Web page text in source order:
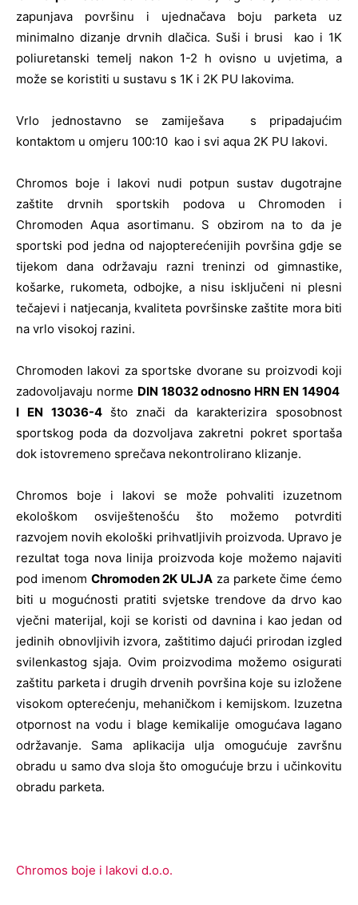
zapunjava površinu i ujednačava boju parketa uz
minimalno dizanje drvnih dlačica. Suši i brusi kao i 1K
poliuretanski temelj nakon 1-2 h ovisno u uvjetima, a
može se koristiti u sustavu s 1K i 2K PU lakovima.
Vrlo jednostavno se zamiješava s pripadajućim
kontaktom u omjeru 100:10 kao i svi aqua 2K PU lakovi.
Chromos boje i lakovi nudi potpun sustav dugotrajne
zaštite drvnih sportskih podova u Chromoden i
Chromoden Aqua asortimanu. S obzirom na to da je
sportski pod jedna od najopterećenijih površina gdje se
tijekom dana održavaju razni treninzi od gimnastike,
košarke, rukometa, odbojke, a nisu isključeni ni plesni
tečajevi i natjecanja, kvaliteta površinske zaštite mora biti
na vrlo visokoj razini.
Chromoden lakovi za sportske dvorane su proizvodi koji
zadovoljavaju norme DIN 18032 odnosno HRN EN 14904
I EN 13036-4 što znači da karakterizira sposobnost
sportskog poda da dozvoljava zakretni pokret sportaša
dok istovremeno sprečava nekontrolirano klizanje.
Chromos boje i lakovi se može pohvaliti izuzetnom
ekološkom osviještenošću što možemo potvrditi
razvojem novih ekološki prihvatljivih proizvoda. Upravo je
rezultat toga nova linija proizvoda koje možemo najaviti
pod imenom Chromoden 2K ULJA za parkete čime ćemo
biti u mogućnosti pratiti svjetske trendove da drvo kao
vječni materijal, koji se koristi od davnina i kao jedan od
jedinih obnovljivih izvora, zaštitimo dajući prirodan izgled
svilenkastog sjaja. Ovim proizvodima možemo osigurati
zaštitu parketa i drugih drvenih površina koje su izložene
visokom opterećenju, mehaničkom i kemijskom. Izuzetna
otpornost na vodu i blage kemikalije omogućava lagano
održavanje. Sama aplikacija ulja omogućuje završnu
obradu u samo dva sloja što omogućuje brzu i učinkovitu
obradu parketa.
Chromos boje i lakovi d.o.o.